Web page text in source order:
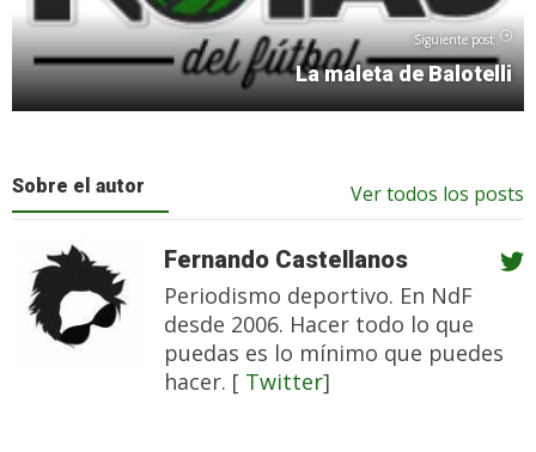
Siguiente post
La maleta de Balotelli
Sobre el autor Ver todos los posts
Fernando Castellanos
Periodismo deportivo. En NdF
desde 2006. Hacer todo lo que
puedas es lo mínimo que puedes
hacer. [ Twitter]